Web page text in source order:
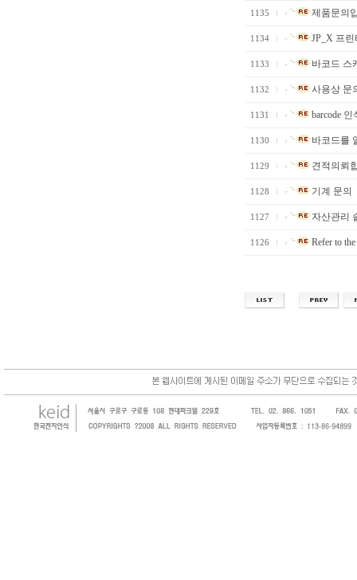
1135 제품문의
1134 JP_X 프
1133 바코드 스
1132 사용상 문
1131 barcode 인
1130 바코드를
1129 견적의뢰
1128 기계 문의
1127 자산관리
1126 Refer to the